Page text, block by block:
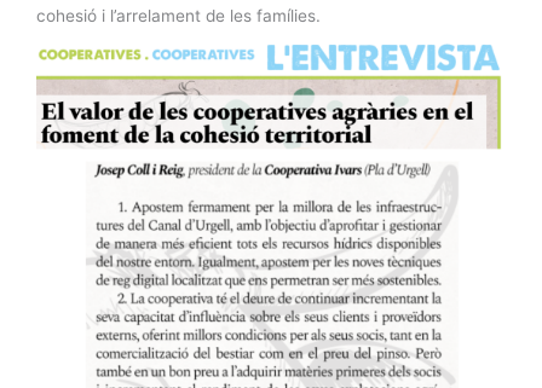
cohesió i l’arrelament de les famílies.